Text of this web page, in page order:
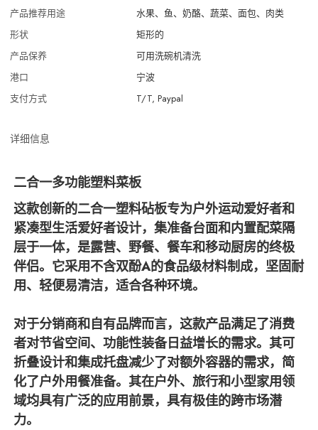
产品推荐用途
水果、鱼、奶酪、蔬菜、面包、肉类
形状
矩形的
产品保养
可用洗碗机清洗
港口
宁波
支付方式
T/T, Paypal
详细信息
二合一多功能塑料菜板
这款创新的二合一塑料砧板专为户外运动爱好者和
紧凑型生活爱好者设计，集准备台面和内置配菜隔
层于一体，是露营、野餐、餐车和移动厨房的终极
伴侣。它采用不含双酚A的食品级材料制成，坚固耐
用、轻便易清洁，适合各种环境。
对于分销商和自有品牌而言，这款产品满足了消费
者对节省空间、功能性装备日益增长的需求。其可
折叠设计和集成托盘减少了对额外容器的需求，简
化了户外用餐准备。其在户外、旅行和小型家用领
域均具有广泛的应用前景，具有极佳的跨市场潜
力。